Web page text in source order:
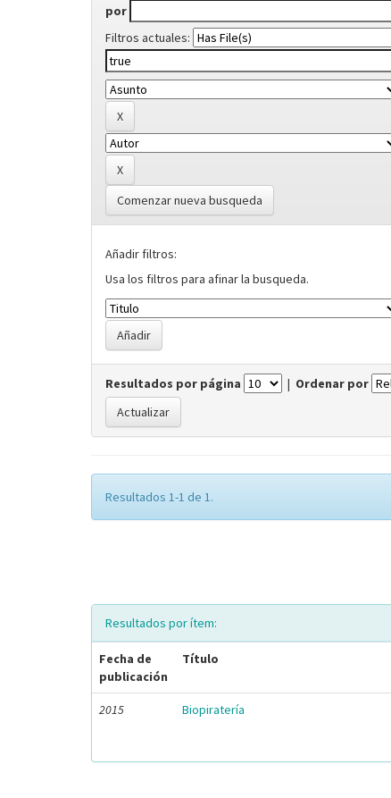
por
Filtros actuales:
Comenzar nueva busqueda
Añadir filtros:
Usa los filtros para afinar la busqueda.
Resultados por página | Ordenar por
Resultados 1-1 de 1.
Resultados por ítem:
Fecha de
publicación
Título
2015 Biopiratería